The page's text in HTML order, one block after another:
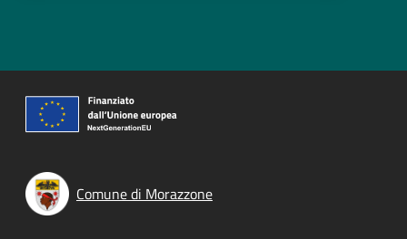
Comune di Morazzone